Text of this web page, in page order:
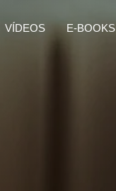
VÍDEOS E-BOOKS